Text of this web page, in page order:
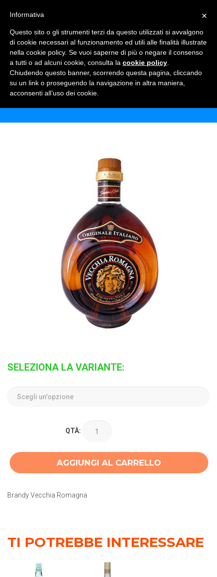
BRANDY VECCHIA ROMAGNA
Home Shop Alcolici
SELEZIONA LA VARIANTE:
QTÀ:
AGGIUNGI AL CARRELLO
Brandy Vecchia Romagna
TI POTREBBE INTERESSARE
×
Informativa
Questo sito o gli strumenti terzi da questo utilizzati si avvalgono
di cookie necessari al funzionamento ed utili alle finalità illustrate
nella cookie policy. Se vuoi saperne di più o negare il consenso
a tutti o ad alcuni cookie, consulta la cookie policy
Chiudendo questo banner, scorrendo questa pagina, cliccando
su un link o proseguendo la navigazione in altra maniera,
acconsenti all’uso dei cookie.